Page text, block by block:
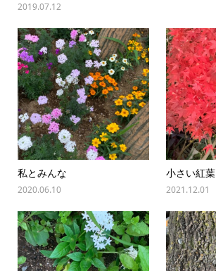
2019.07.12
私とみんな
2020.06.10
小さい紅葉
2021.12.01